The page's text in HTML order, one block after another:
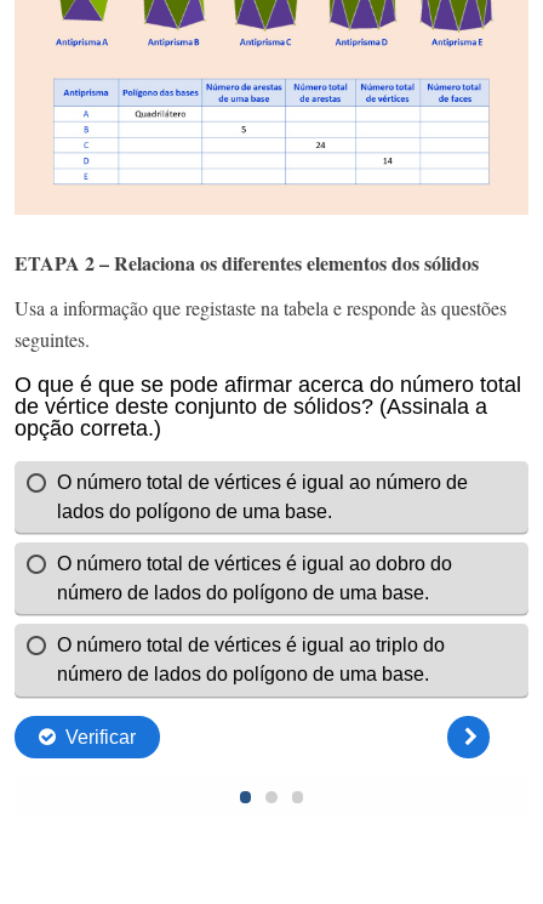
ETAPA 2 – Relaciona os diferentes elementos dos sólidos
Usa a informação que registaste na tabela e responde às questões
seguintes.